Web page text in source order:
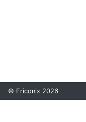
© Friconix 2026